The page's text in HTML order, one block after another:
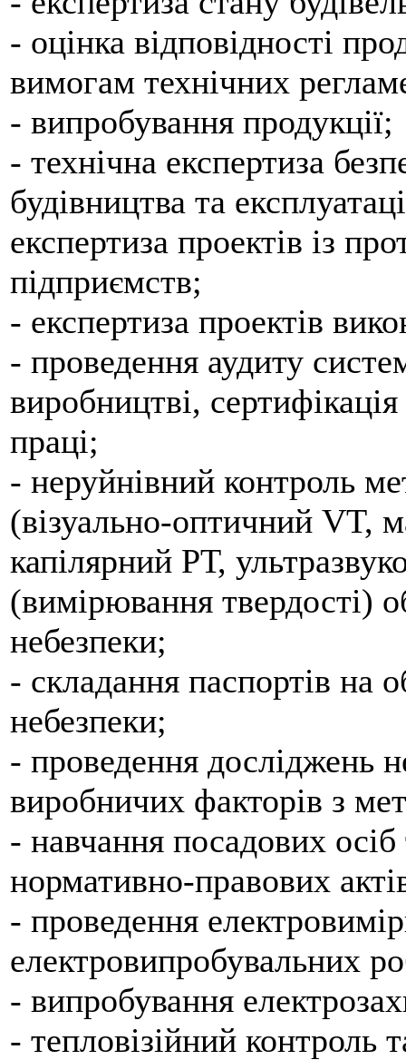
- оцінка відповідності
вимогам технічних
- випробування продукції;
- технічна експертиза
будівництва та
експертиза проектів із
підприємств;
- експертиза проектів
- проведення аудиту
виробництві,
праці;
- неруйнівний контроль
(візуально-оптичний VT,
капілярний РТ,
(вимірювання твердості)
небезпеки;
- складання паспортів на
небезпеки;
- проведення досліджень
виробничих факторів з
- навчання посадових
нормативно-правових
- проведення
електровипробувальних
- випробування
- тепловізійний контроль